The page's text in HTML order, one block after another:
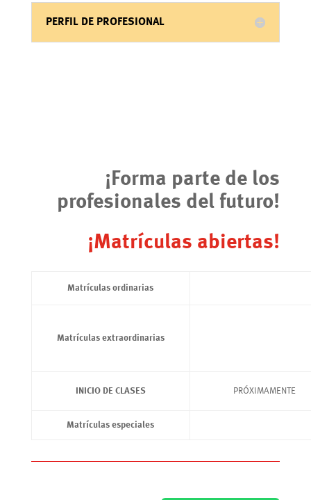
PERFIL DE PROFESIONAL
¡Forma parte de los
profesionales del futuro!
¡Matrículas abiertas!
Matrículas ordinarias
Matrículas extraordinarias
INICIO DE CLASES PRÓXIMAMENTE
Matrículas especiales